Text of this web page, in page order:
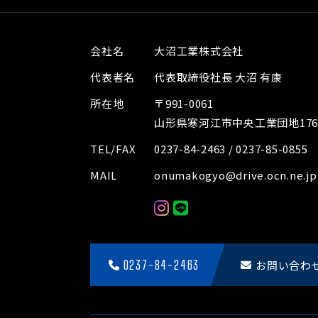
会社名
大沼工業株式会社
代表者名
代表取締役社長 大沼 有康
所在地
〒991-0061
山形県寒河江市中央工業団地
TEL/FAX
0237-84-2463 / 0237-85-0855
MAIL
onumakogyo@drive.ocn.ne.jp
0237-84-2463 お問い合わ